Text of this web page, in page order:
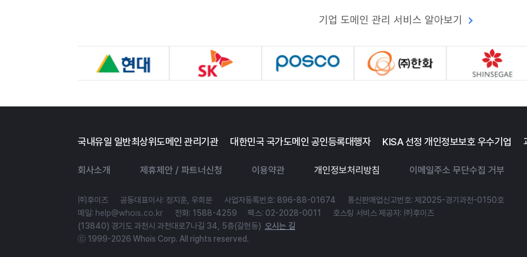
기업 도메인 관리 서비스 알아보기
국내유일 일반최상위도메인 관리기관 대한민국 국가도메인 공인등록대행자 KISA 선정 개인정보보호 우수기업
회사소개 제휴제안 / 파트너신청 이용약관 개인정보처리방침 이메일주소 무단수집 거부
㈜후이즈 공동대표이사: 정지훈, 우희문 사업자등록번호: 896-88-01674
통신판매업신고번호: 제2025-경기과천-0150호
메일: help@whois.co.kr 전화: 1588-4259 팩스: 02-2028-0011
호스팅 서비스 제공자: ㈜후이즈
(13840) 경기도 과천시 과천대로7나길 34, 5층(갈현동) 오시는 길
ⓒ 1999-2026 Whois Corp. All rights reserved.